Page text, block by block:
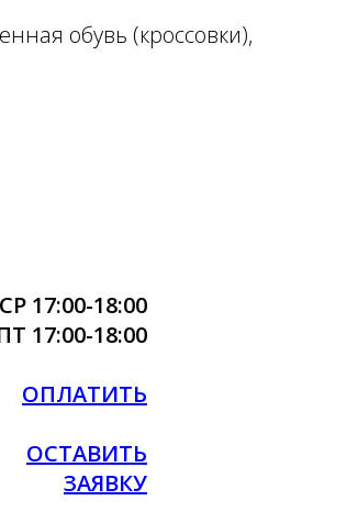
обувь (кроссовки),
СР 17:00-18:00
17:00-18:00
ОПЛАТИТЬ
ОСТАВИТЬ
ЗАЯВКУ